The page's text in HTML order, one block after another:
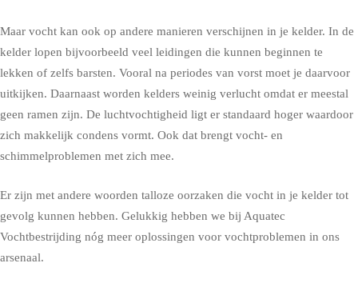
Maar vocht kan ook op andere manieren verschijnen in je kelder. In de
kelder lopen bijvoorbeeld veel leidingen die kunnen beginnen te
lekken of zelfs barsten. Vooral na periodes van vorst moet je daarvoor
uitkijken. Daarnaast worden kelders weinig verlucht omdat er meestal
geen ramen zijn. De luchtvochtigheid ligt er standaard hoger waardoor
zich makkelijk condens vormt. Ook dat brengt vocht- en
schimmelproblemen met zich mee.
Er zijn met andere woorden talloze oorzaken die vocht in je kelder tot
gevolg kunnen hebben. Gelukkig hebben we bij Aquatec
Vochtbestrijding nóg meer oplossingen voor vochtproblemen in ons
arsenaal.